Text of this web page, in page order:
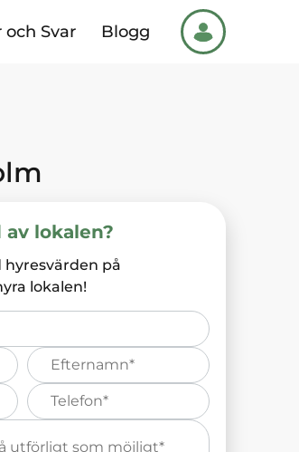
och Svar Blogg
lokalen?
på
lokalen!
Efternamn*
Telefonnummer*